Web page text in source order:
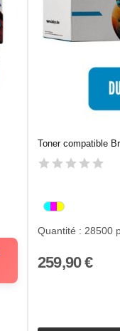
Toner compatible
Quantité : 28500
259,90 €